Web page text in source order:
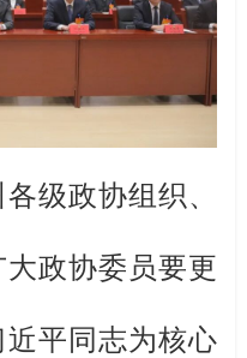
级政协组织、
政协委员要更
平同志为核心